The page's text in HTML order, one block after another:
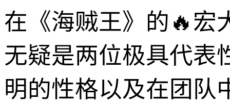
在《海贼王》的🔥宏
无疑是两位极具代表
明的性格以及在团队